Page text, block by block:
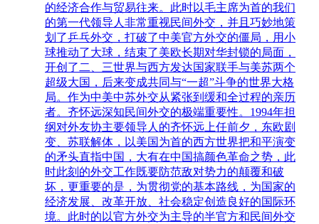
的经济合作与贸易往来。此时以毛主席为首的我们
的第一代领导人非常重视民间外交，并且巧妙地策
划了乒乓外交，打破了中美官方外交的僵局，用小
球推动了大球，结束了美欧长期对华封锁的局面，
开创了二、三世界与西方发达国家联手与美苏两个
超级大国，后来变成共同与“一超”斗争的世界大格
局。作为中美中苏外交从紧张到缓和全过程的亲历
者。齐怀远深知民间外交的极端重要性。1994年担
纲对外友协主要领导人的齐怀远上任前夕，东欧剧
变、苏联解体，以美国为首的西方世界把和平演变
的矛头直指中国，大有在中国搞颜色革命之势，此
时此刻的外交工作既要防范敌对势力的颠覆和破
坏，更重要的是，为贯彻党的基本路线，为国家的
经济发展、改革开放、社会稳定创造良好的国际环
境。此时的以官方外交为主导的半官方和民间外交